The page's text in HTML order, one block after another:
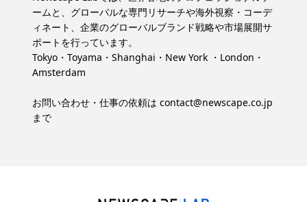
ームと、グローバルな専門リサーチや海外視察・コーデ
ィネート、企業のグローバルブランド戦略や市場展開サ
ポートを行っています。
Tokyo・Toyama・Shanghai・New York ・London・
Amsterdam
お問い合わせ・仕事の依頼は contact@newscape.co.jp
まで